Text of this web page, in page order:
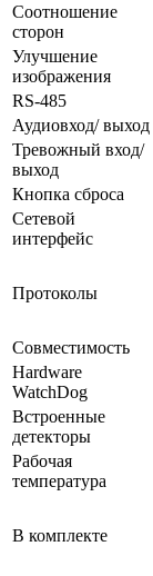
Соотношение
сторон
Улучшение
изображения
RS-485
Аудиовход/ выход
Тревожный вход/
выход
Кнопка сброса
Сетевой
интерфейс
Протоколы
Совместимость
Hardware
WatchDog
Встроенные
детекторы
Рабочая
температура
В комплекте